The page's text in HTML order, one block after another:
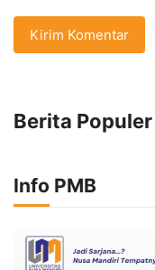
Berita Populer
Info PMB